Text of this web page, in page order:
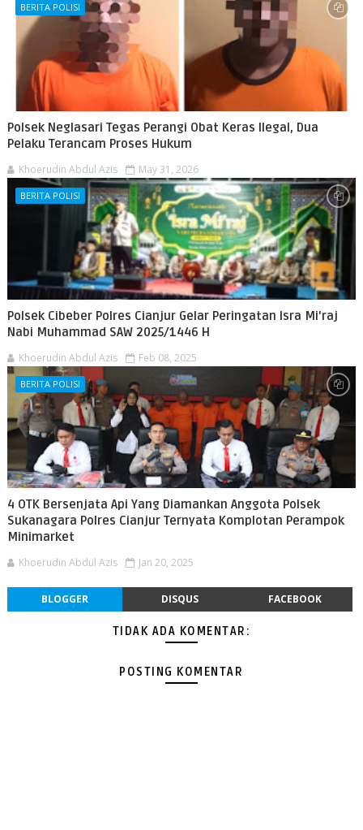
BERITA POLISI
Polsek Neglasari Tegas Perangi Obat Keras Ilegal, Dua
Pelaku Terancam Proses Hukum
Khoerudin Abdul Azis May 31, 2026
BERITA POLISI
Polsek Cibeber Polres Cianjur Gelar Peringatan Isra Mi'raj
Nabi Muhammad SAW 2025/1446 H
Khoerudin Abdul Azis Feb 08, 2025
BERITA POLISI
4 OTK Bersenjata Api Yang Diamankan Anggota Polsek
Sukanagara Polres Cianjur Ternyata Komplotan Perampok
Minimarket
Khoerudin Abdul Azis Jan 20, 2025
BLOGGER DISQUS FACEBOOK
TIDAK ADA KOMENTAR:
POSTING KOMENTAR